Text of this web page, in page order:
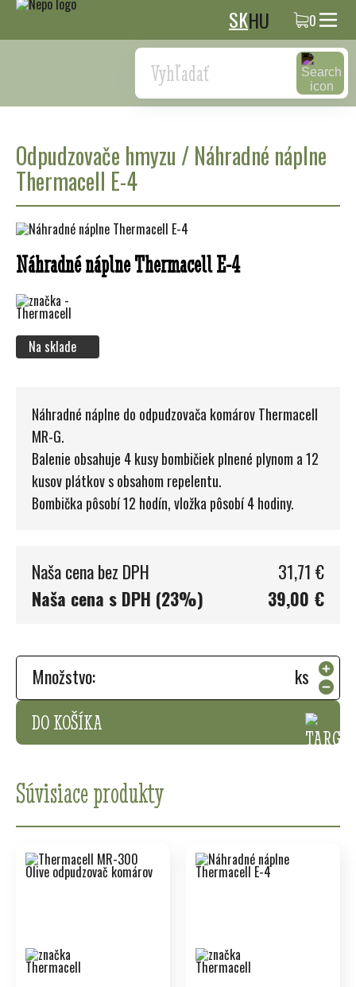
SKHU 0
Search
Odpudzovače hmyzu /Náhradné náplne
Thermacell E-4
Náhradné náplne Thermacell E-4
Na sklade
Náhradné náplne do odpudzovača komárov Thermacell
MR-G.
Balenie obsahuje 4 kusy bombičiek plnené plynom a 12
kusov plátkov s obsahom repelentu.
Bombička pôsobí 12 hodín, vložka pôsobí 4 hodiny.
Naša cena bez DPH
31,71 €
Naša cena s DPH (23%)
39,00 €
Množstvo:
ks
DO KOŠÍKA
Súvisiace produkty